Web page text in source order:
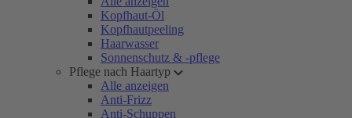
Kopfhaut-Öl
Kopfhautpeeling
Haarwasser
Sonnenschutz & -pflege
Pflege nach Haartyp
Alle anzeigen
Anti-Frizz
Anti-Schuppen